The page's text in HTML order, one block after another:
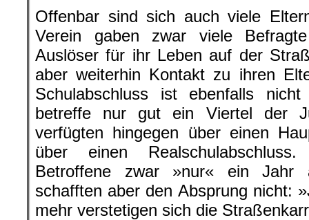
Offenbar sind sich auch viele
Verein gaben zwar viele
Auslöser für ihr Leben auf der
aber weiterhin Kontakt zu ihren
Schulabschluss ist ebenfalls
betreffe nur gut ein Viertel der
verfügten hingegen über einen
über einen
Betroffene zwar »nur« ein Jahr
schafften aber den Absprung nicht:
mehr verstetigen sich die